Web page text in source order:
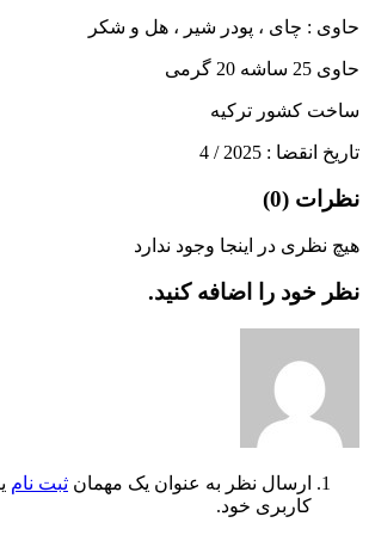
حاوی : چای ، پودر شیر ، هل و شکر
حاوی 25 ساشه 20 گرمی
ساخت کشور ترکیه
تاریخ انقضا : 2025 / 4
نظرات (0
)
هیچ نظری در اینجا وجود ندارد
نظر خود را اضافه کنید.
ارسال نظر به عنوان یک مهمان ثبت نام
کاربری خود.